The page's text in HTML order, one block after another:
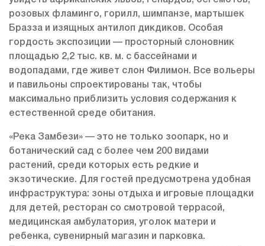
розовых фламинго, горилл, шимпанзе, мартышек
Бразза и изящных антилоп дикдиков. Особая
гордость экспозиции — просторный слоновник
площадью 2,2 тыс. кв. м. с бассейнами и
водопадами, где живет слон Филимон. Все вольеры
и павильоны спроектированы так, чтобы
максимально приблизить условия содержания к
естественной среде обитания.
«Река Замбези» — это не только зоопарк, но и
ботанический сад с более чем 200 видами
растений, среди которых есть редкие и
экзотические. Для гостей предусмотрена удобная
инфраструктура: зоны отдыха и игровые площадки
для детей, ресторан со смотровой террасой,
медицинская амбулатория, уголок матери и
ребенка, сувенирный магазин и парковка.